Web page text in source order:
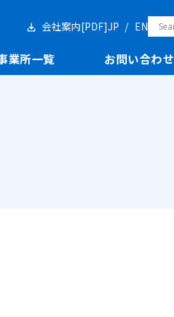
会社案内[PDF]JP EN
業所一覧 お問い合わせ